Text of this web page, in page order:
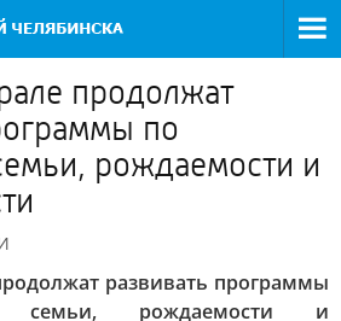
продолжат
по
рождаемости и
развивать программы
семьи, рождаемости и